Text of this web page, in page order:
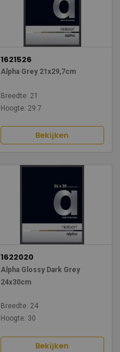
1621526
Alpha Grey 21x29,7cm
Breedte: 21
Hoogte: 29.7
Bekijken
1622020
Alpha Glossy Dark Grey
24x30cm
Breedte: 24
Hoogte: 30
Bekijken